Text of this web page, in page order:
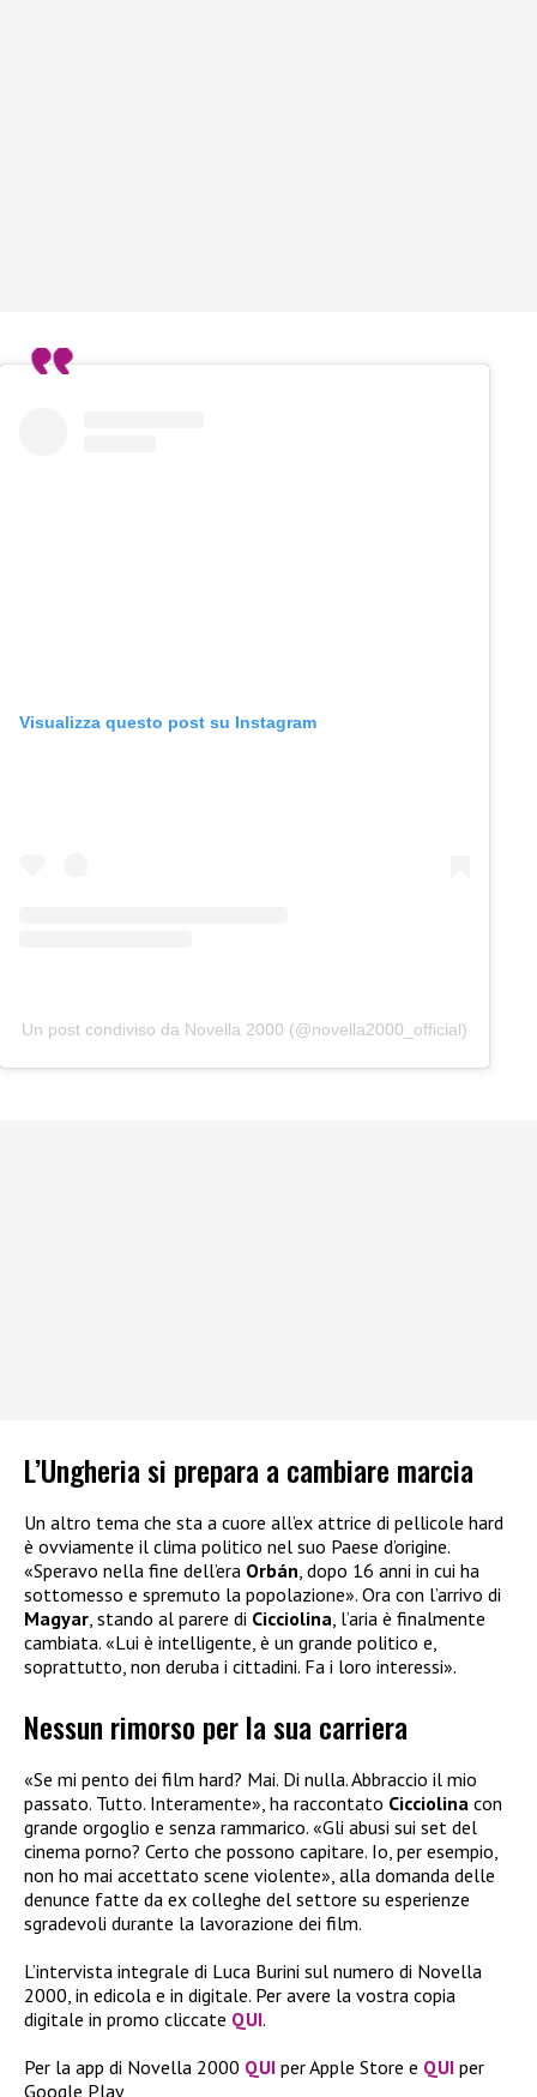
Visualizza questo post su Instagram
Un post condiviso da Novella 2000 (@novella2000_official)
L’Ungheria si prepara a cambiare marcia
Un altro tema che sta a cuore all’ex attrice di pellicole hard
è ovviamente il clima politico nel suo Paese d’origine.
«Speravo nella fine dell’era Orbán , dopo 16 anni in cui ha
sottomesso e spremuto la popolazione». Ora con l’arrivo di
Magyar , stando al parere di Cicciolina , l’aria è finalmente
cambiata. «Lui è intelligente, è un grande politico e,
soprattutto, non deruba i cittadini. Fa i loro interessi».
Nessun rimorso per la sua carriera
«Se mi pento dei film hard? Mai. Di nulla. Abbraccio il mio
passato. Tutto. Interamente», ha raccontato Cicciolina con
grande orgoglio e senza rammarico. «Gli abusi sui set del
cinema porno? Certo che possono capitare. Io, per esempio,
non ho mai accettato scene violente», alla domanda delle
denunce fatte da ex colleghe del settore su esperienze
sgradevoli durante la lavorazione dei film.
L’intervista integrale di Luca Burini sul numero di Novella
2000, in edicola e in digitale. Per avere la vostra copia
digitale in promo cliccate QUI.
Per la app di Novella 2000 QUI per Apple Store e QUI per
Google Play